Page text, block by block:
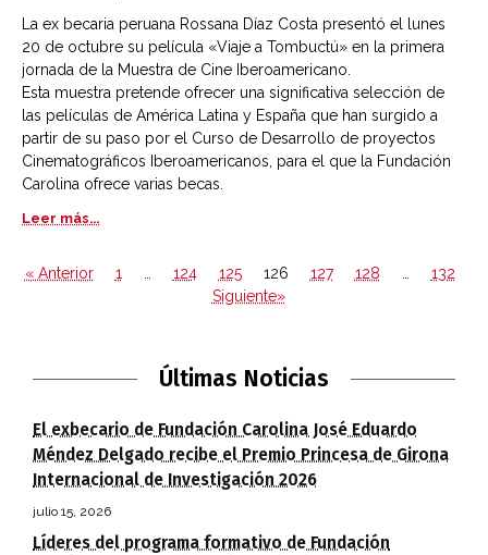
La ex becaria peruana Rossana Díaz Costa presentó el lunes
20 de octubre su película «Viaje a Tombuctú» en la primera
jornada de la Muestra de Cine Iberoamericano.
Esta muestra pretende ofrecer una significativa selección de
las películas de América Latina y España que han surgido a
partir de su paso por el Curso de Desarrollo de proyectos
Cinematográficos Iberoamericanos, para el que la Fundación
Carolina ofrece varias becas.
Leer más...
« Anterior 1 … 124 125 126 127 128 …
132
Siguiente»
Últimas Noticias
El exbecario de Fundación Carolina José Eduardo
Méndez Delgado recibe el Premio Princesa de Girona
Internacional de Investigación 2026
julio 15, 2026
Líderes del programa formativo de Fundación